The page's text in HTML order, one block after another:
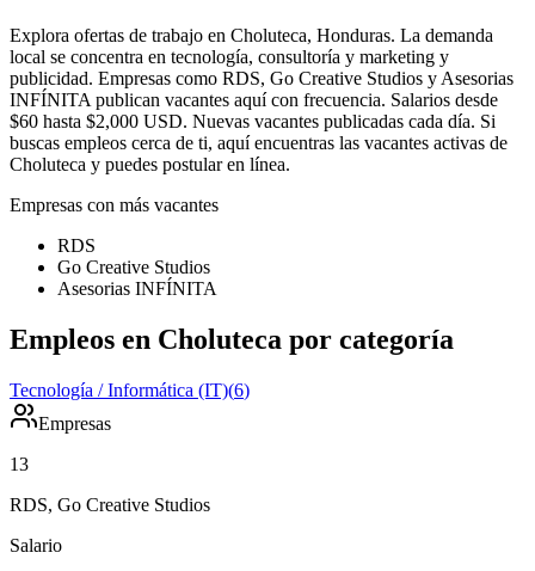
Explora ofertas de trabajo en Choluteca, Honduras. La demanda
local se concentra en tecnología, consultoría y marketing y
publicidad. Empresas como RDS, Go Creative Studios y Asesorias
INFÍNITA publican vacantes aquí con frecuencia. Salarios desde
$60 hasta $2,000 USD. Nuevas vacantes publicadas cada día. Si
buscas empleos cerca de ti, aquí encuentras las vacantes activas de
Choluteca y puedes postular en línea.
Empresas con más vacantes
RDS
Go Creative Studios
Asesorias INFÍNITA
Empleos en Choluteca por categoría
Tecnología / Informática (IT)(6)
Empresas
13
RDS, Go Creative Studios
Salario